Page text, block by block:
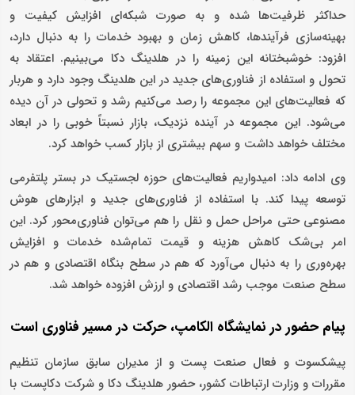
حداکثر ظرفیت‌ها شده و به صورت شبکه‌ای افزایش کیفیت و
بهینه‌سازی فرآیندها، کاهش زمان و بهبود خدمات را به دنبال دارد،
افزود: خوشبختانه این زمینه را در هلدینگ دکا می‌بینیم. اعتقاد به
تحول و استفاده از فناوری‌های جدید در این هلدینگ وجود دارد و هربار
که فعالیت‌های این مجموعه را رصد می‌کنیم رشد و تحولی در آن دیده
می‌شود. این مجموعه در آینده نزدیک، بازار نسبتاً خوبی را در ابعاد
مختلف خواهد داشت و سهم بیشتری از بازار کسب خواهد کرد.
وی ادامه داد: امیدواریم فعالیت‌های حوزه لجستیک در بستر پلتفرمی
توسعه پیدا کند. با استفاده از فناوری‌های جدید و ابزارهای هوش
مصنوعی حتی مراحل حمل و نقل را هم می‌توان فناوری‌محور کرد. این
امر بی‌شک کاهش هزینه و قیمت تمام‌شده خدمات و افزایش
بهره‌وری را به دنبال می‌آورد که هم در سطح بنگاه اقتصادی و هم در
سطح صنعت موجب رشد اقتصادی و ارزش افزوده خواهد شد.
پیام حضور در نمایشگاه الکامپ، حرکت در مسیر فناوری است
پیشکسوت و فعال صنعت پست و از مدیران سابق سازمان تنظیم
مقررات و وزارت ارتباطات کشور، حضور هلدینگ دکا و شرکت دکاپست با